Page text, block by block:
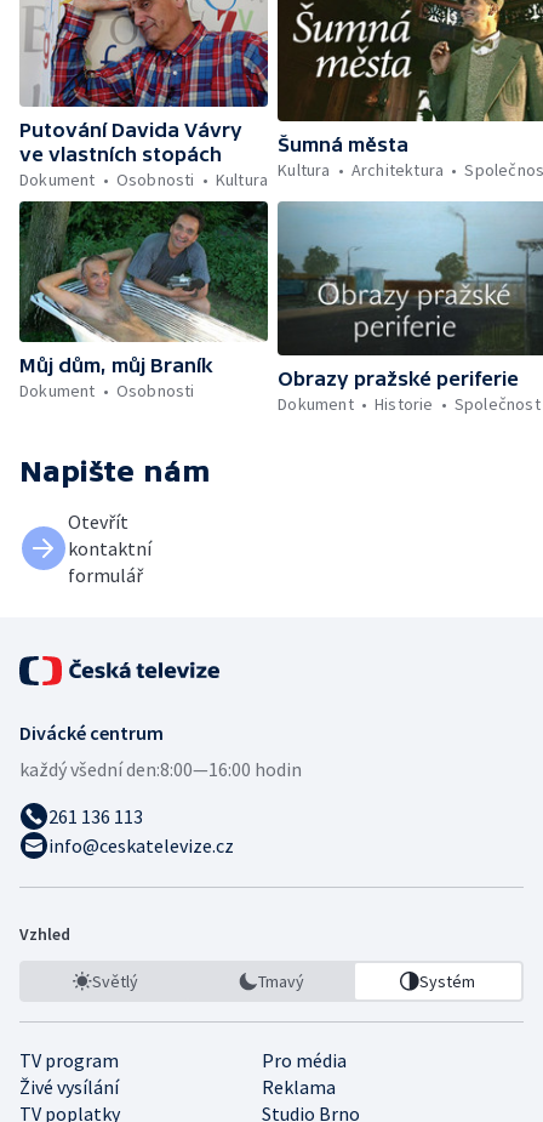
Putování Davida Vávry
ve vlastních stopách
Dokument
Osobnosti Kultura
Šumná města
Kultura
Architektura
Můj dům, můj Braník
Dokument
Osobnosti
Obrazy pražské periferie
Dokument
Historie Společnost
Napište nám
Otevřít
kontaktní
formulář
Divácké centrum
každý všední den:8:00—16:00 hodin
261 136 113
info@ceskatelevize.cz
Vzhled
Světlý Tmavý Systém
TV program
Pro média
Živé vysílání
Reklama
TV poplatky
Studio Brno